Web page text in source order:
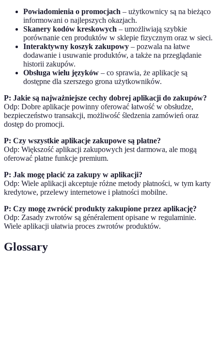
Powiadomienia o promocjach – użytkownicy są na bieżąco
informowani o najlepszych okazjach.
Skanery kodów kreskowych – umożliwiają szybkie
porównanie cen produktów w sklepie fizycznym oraz w sieci.
Interaktywny koszyk zakupowy – pozwala na łatwe
dodawanie i usuwanie produktów, a także na przeglądanie
historii zakupów.
Obsługa wielu języków – co sprawia, że aplikacje są
dostępne dla szerszego grona użytkowników.
P: Jakie są najważniejsze cechy dobrej aplikacji do zakupów?
Odp: Dobre aplikacje powinny oferować łatwość w obsłudze,
bezpieczeństwo transakcji, możliwość śledzenia zamówień oraz
dostęp do promocji.
P: Czy wszystkie aplikacje zakupowe są płatne?
Odp: Większość aplikacji zakupowych jest darmowa, ale mogą
oferować płatne funkcje premium.
P: Jak mogę płacić za zakupy w aplikacji?
Odp: Wiele aplikacji akceptuje różne metody płatności, w tym karty
kredytowe, przelewy internetowe i płatności mobilne.
P: Czy mogę zwrócić produkty zakupione przez aplikację?
Odp: Zasady zwrotów są généralement opisane w regulaminie.
Wiele aplikacji ułatwia proces zwrotów produktów.
Glossary